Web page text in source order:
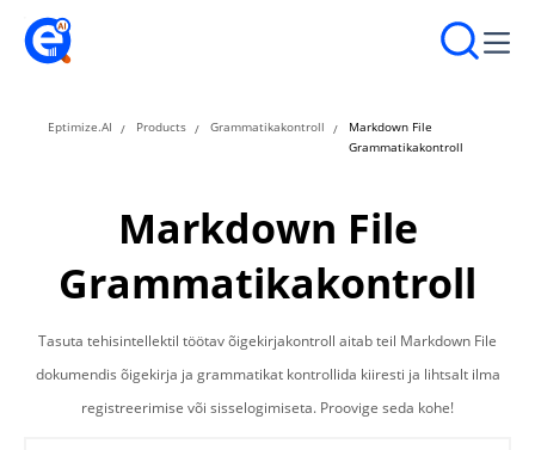
Eptimize.AI Products Grammatikakontroll
Markdown File
Grammatikakontroll
Markdown File
Grammatikakontroll
Tasuta tehisintellektil töötav õigekirjakontroll aitab teil Markdown File
dokumendis õigekirja ja grammatikat kontrollida kiiresti ja lihtsalt ilma
registreerimise või sisselogimiseta. Proovige seda kohe!